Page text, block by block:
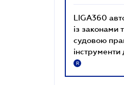
LIGA360
із законами
судовою
R